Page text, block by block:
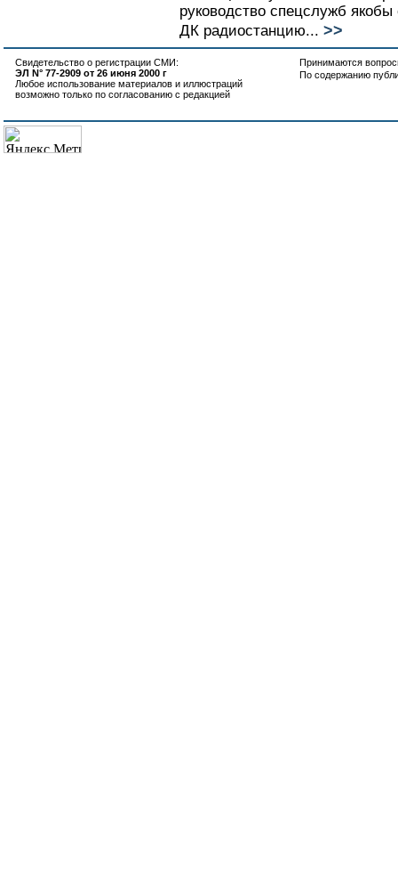
руководство спецслужб
ДК радиостанцию... >>
Свидетельство о регистрации СМИ:
ЭЛ N° 77-2909 от 26 июня 2000 г
Любое использование материалов и иллюстраций
возможно только по согласованию с редакцией
Принимаются
По содержанию